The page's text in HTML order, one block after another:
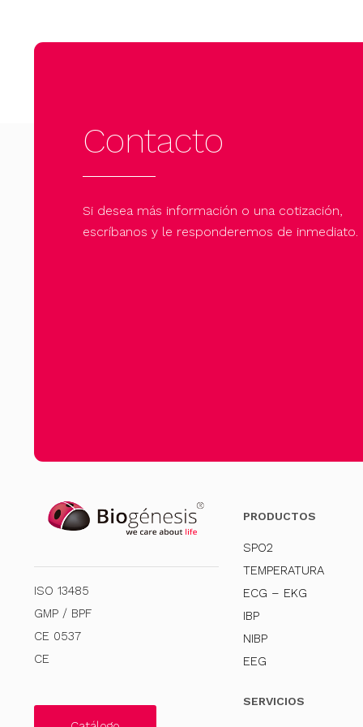
Contacto
Si desea más información o una cotización,
escríbanos y le responderemos de inmediato.
ISO 13485
GMP / BPF
CE 0537
CE
PRODUCTOS
SPO2
TEMPERATURA
ECG – EKG
IBP
NIBP
EEG
SERVICIOS